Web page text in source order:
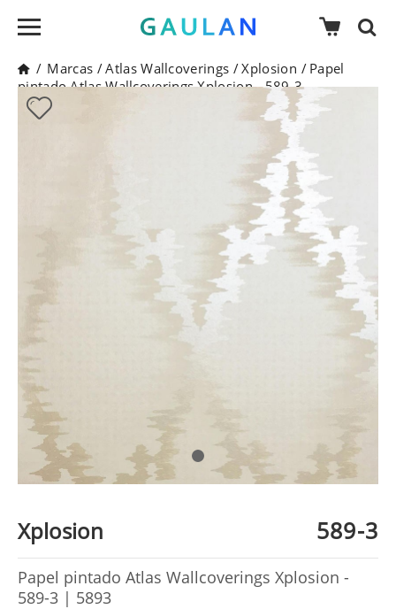
/ Marcas /Atlas Wallcoverings /Xplosion / Papel
pintado Atlas Wallcoverings Xplosion - 589-3
Xplosion 589-3
Papel pintado Atlas Wallcoverings Xplosion -
589-3 | 5893